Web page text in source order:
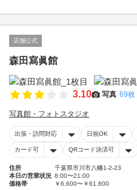
店舗公式
森田寫眞館
3.10 写真 69枚
写真館・フォトスタジオ
出張・訪問対応 日祝OK
カード可 QRコード決済可
住所
千葉県市川市八幡1-2-23
本日の営業状況 8:00〜21:00
価格帯
￥6,600〜￥61,600